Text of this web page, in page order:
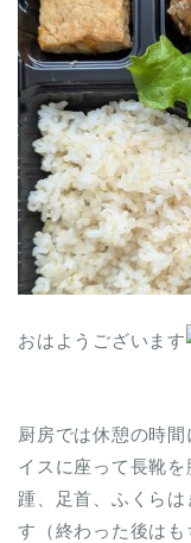
おはようございます
厨房では休憩の時
イスに座って長靴を
踵、足首、ふくら
す（終わった後は